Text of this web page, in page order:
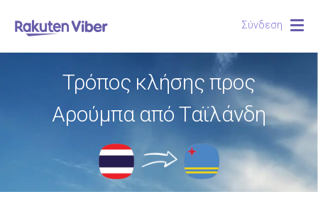
Σύνδεση
Τρόπος κλήσης προς
Αρούμπα από Ταϊλάνδη